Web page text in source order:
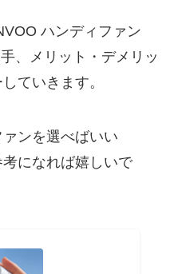
ハンディファン
、メリット・デメリッ
ていきます。
ァンを選べばいい
になれば嬉しいで